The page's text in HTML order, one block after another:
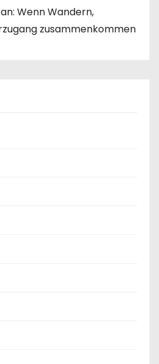
Wenn Wandern,
zusammenkommen